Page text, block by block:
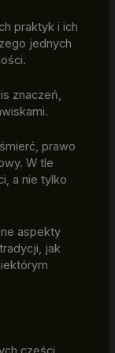
praktyk i ich
jednych
znaczeń,
prawo
W tle
a nie tylko
aspekty
jak